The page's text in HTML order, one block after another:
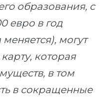
образования, с
евро в год
могут
которая
в том
в сокращенные